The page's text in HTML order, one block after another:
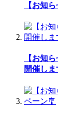
【お知
【お知
開催しま